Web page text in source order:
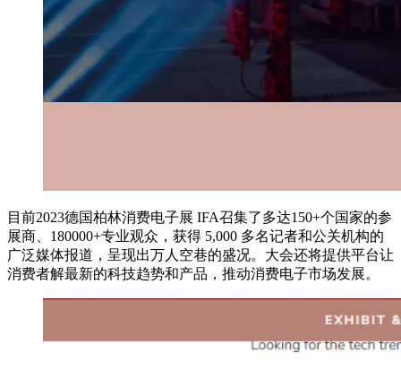
目前2023德国柏林消费电子展 IFA召集了多达150+个国家的参
展商、180000+专业观众，获得 5,000 多名记者和公关机构的
广泛媒体报道，呈现出万人空巷的盛况。大会还将提供平台让
消费者解最新的科技趋势和产品，推动消费电子市场发展。